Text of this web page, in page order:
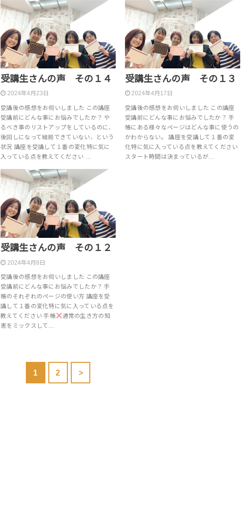
受講生さんの声 その１４
2024年4月23日
受講後の感想をお伺いしました この講座
受講前にどんな事にお悩みでしたか？ や
るべき事のリストアップをしているのに、
後回しになって結局できていない、という
状況 講座を受講して１番の変化特に気に
入っている点を教えてください …
受講生さんの声 その１３
2024年4月17日
受講後の感想をお伺いしました この講座
受講前にどんな事にお悩みでしたか？ 手
帳にある様々なページはどんな事に使うの
かわからない。 講座を受講して１番の変
化特に気に入っている点を教えてください
スタート時間は決まっているが…
受講生さんの声 その１２
2024年4月8日
受講後の感想をお伺いしました この講座
受講前にどんな事にお悩みでしたか？ 手
帳のそれぞれのページの使い方 講座を受
講して１番の変化特に気に入っている点を
教えてください 手帳
通常の生き方の知
恵をミックスして…
1 2 >